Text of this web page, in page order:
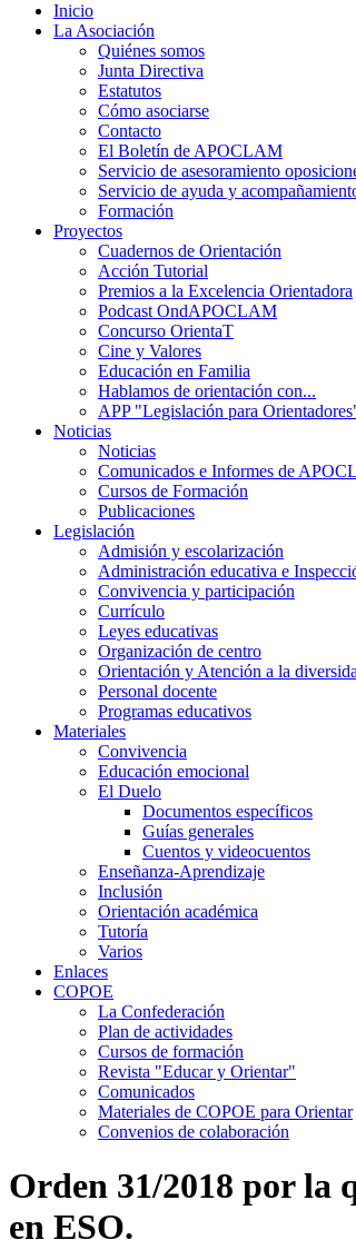
Inicio
La Asociación
Quiénes somos
Junta Directiva
Estatutos
Cómo asociarse
Contacto
El Boletín de APOCLAM
Servicio de asesoramiento
Servicio de ayuda y
Formación
Proyectos
Cuadernos de Orientación
Acción Tutorial
Premios a la Excelencia Orientadora
Podcast OndAPOCLAM
Concurso OrientaT
Cine y Valores
Educación en Familia
Hablamos de orientación con...
APP "Legislación para
Noticias
Noticias
Comunicados e Informes de
Cursos de Formación
Publicaciones
Legislación
Admisión y escolarización
Administración educativa e
Convivencia y participación
Currículo
Leyes educativas
Organización de centro
Orientación y Atención a la
Personal docente
Programas educativos
Materiales
Convivencia
Educación emocional
El Duelo
Documentos específicos
Guías generales
Cuentos y videocuentos
Enseñanza-Aprendizaje
Inclusión
Orientación académica
Tutoría
Varios
Enlaces
COPOE
La Confederación
Plan de actividades
Cursos de formación
Revista "Educar y Orientar"
Comunicados
Materiales de COPOE para Orientar
Convenios de colaboración
Orden 31/2018 por la
en ESO.